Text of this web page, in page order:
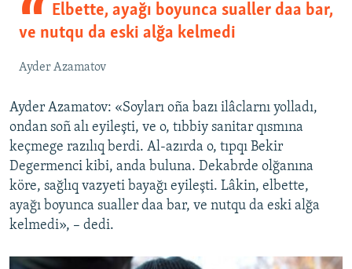
Elbette, ayağı boyunca sualler daa bar,
ve nutqu da eski alğa kelmedi
Ayder Azamatov
Ayder Azamatov: «Soyları oña bazı ilâclarnı yolladı,
ondan soñ alı eyileşti, ve o, tıbbiy sanitar qısmına
keçmege razılıq berdi. Al-azırda o, tıpqı Bekir
Degermenci kibi, anda buluna. Dekabrde olğanına
köre, sağlıq vazyeti bayağı eyileşti. Lâkin, elbette,
ayağı boyunca sualler daa bar, ve nutqu da eski alğa
kelmedi», – dedi.